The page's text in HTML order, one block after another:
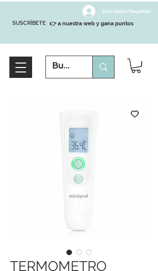
SUSCRÍBETE
Inicia Sesión/Regístrate
👉 a nuestra web y gana puntos
TERMOMETRO